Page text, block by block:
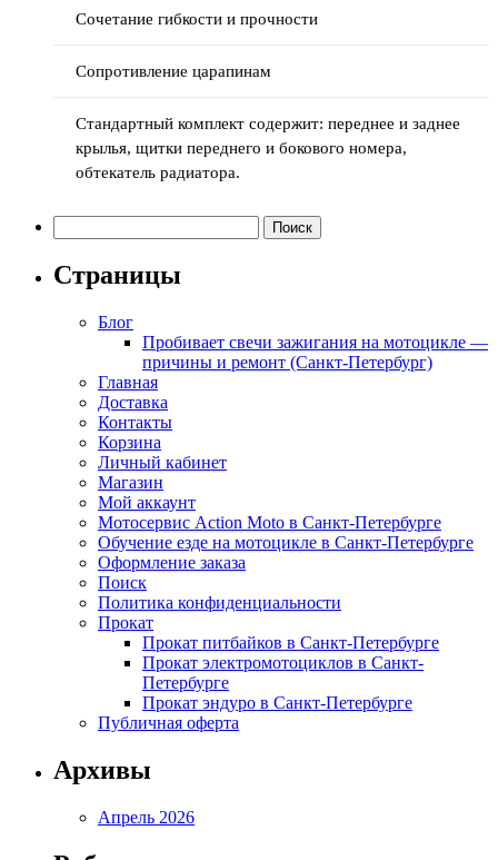
Cочетание гибкости и прочности
Сопротивление царапинам
Стандартный комплект содержит: переднее и заднее
крылья, щитки переднего и бокового номера,
обтекатель радиатора.
Страницы
Блог
Пробивает свечи зажигания на мотоцикле —
причины и ремонт (Санкт-Петербург)
Главная
Доставка
Контакты
Корзина
Личный кабинет
Магазин
Мой аккаунт
Мотосервис Action Moto в Санкт-Петербурге
Обучение езде на мотоцикле в Санкт-Петербурге
Оформление заказа
Поиск
Политика конфиденциальности
Прокат
Прокат питбайков в Санкт-Петербурге
Прокат электромотоциклов в Санкт-
Петербурге
Прокат эндуро в Санкт-Петербурге
Публичная оферта
Архивы
Апрель 2026